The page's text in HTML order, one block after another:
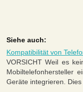
Siehe auch:
Kompatibilität von
VORSICHT Weil es
Mobiltelefonhersteller
Geräte integrieren.